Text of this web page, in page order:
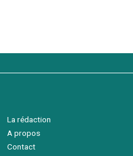
La rédaction
A propos
Contact